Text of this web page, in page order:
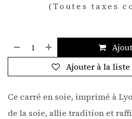
(Toutes taxes
Ajouter à la
Ce carré en soie, imprimé à
de la soie, allie tradition et